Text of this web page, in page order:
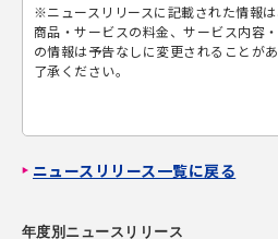
※ニュースリリースに記載された情報は
商品・サービスの料金、サービス内容
の情報は予告なしに変更されることが
了承ください。
ニュースリリース一覧に戻る
年度別ニュースリリース